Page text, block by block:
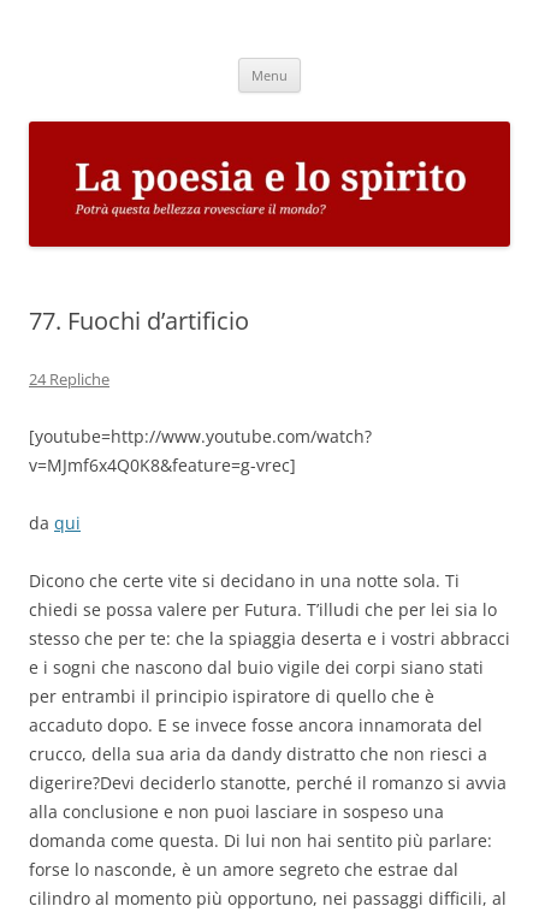
Menu
77. Fuochi d’artificio
24 Repliche
[youtube=http://www.youtube.com/watch?
v=MJmf6x4Q0K8&feature=g-vrec]
da qui
Dicono che certe vite si decidano in una notte sola. Ti
chiedi se possa valere per Futura. T’illudi che per lei sia lo
stesso che per te: che la spiaggia deserta e i vostri abbracci
e i sogni che nascono dal buio vigile dei corpi siano stati
per entrambi il principio ispiratore di quello che è
accaduto dopo. E se invece fosse ancora innamorata del
crucco, della sua aria da dandy distratto che non riesci a
digerire?Devi deciderlo stanotte, perché il romanzo si avvia
alla conclusione e non puoi lasciare in sospeso una
domanda come questa. Di lui non hai sentito più parlare:
forse lo nasconde, è un amore segreto che estrae dal
cilindro al momento più opportuno, nei passaggi difficili, al